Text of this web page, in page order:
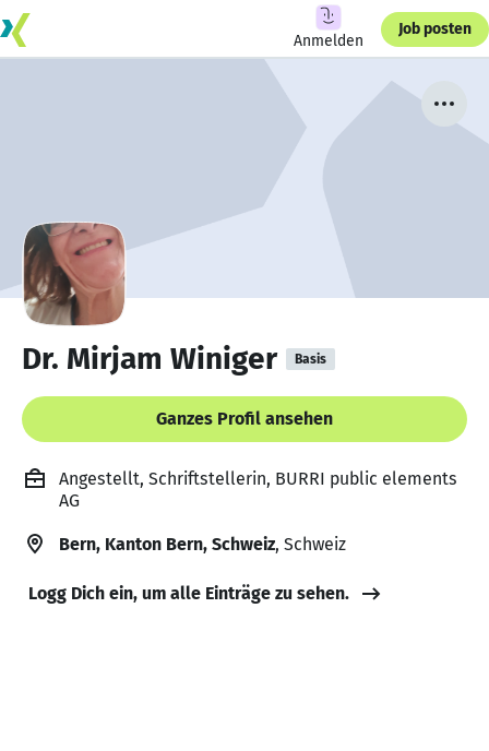
Anmelden
Job posten
Dr. Mirjam Winiger Basis
Ganzes Profil ansehen
Angestellt, Schriftstellerin, BURRI public elements
AG
Bern, Kanton Bern, Schweiz, Schweiz
Logg Dich ein, um alle Einträge zu sehen.